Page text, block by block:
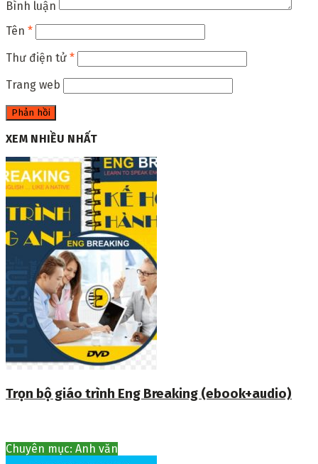
Bình luận
Tên *
Thư điện tử *
Trang web
XEM NHIỀU NHẤT
Trọn bộ giáo trình Eng Breaking (ebook+audio)
Chuyên mục: Anh văn